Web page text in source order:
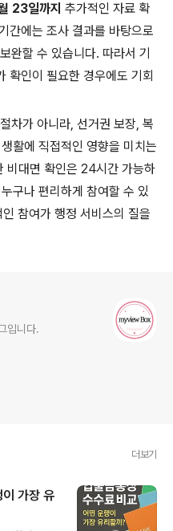
23일까지 추가적인 자료 확
간에는 조사 결과를 바탕으로
완할 수 있습니다. 따라서 기
확인이 필요한 경우에도 기회
차가 아니라, 선거권 보장, 복
활에 직접적인 영향을 미치는
비대면 확인은 24시간 가능하
구나 편리하게 참여할 수 있
참여가 행정 서비스의 질을
입니다.
더보기
가장 유